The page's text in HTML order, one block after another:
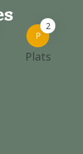
P
2
Plats